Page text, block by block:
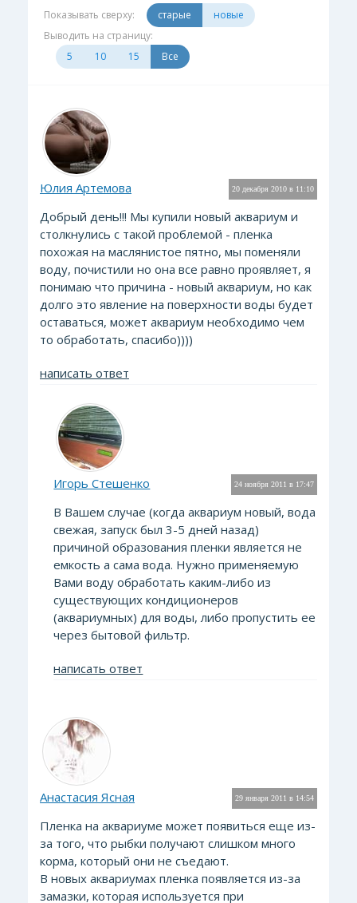
Показывать сверху: старые
новые
Выводить на страницу:
5
10 15 Все
20 декабря 2010 в 11:10
Юлия Артемова
Добрый день!!! Мы купили новый аквариум и
столкнулись с такой проблемой - пленка
похожая на маслянистое пятно, мы поменяли
воду, почистили но она все равно проявляет, я
понимаю что причина - новый аквариум, но как
долго это явление на поверхности воды будет
оставаться, может аквариум необходимо чем
то обработать, спасибо))))
написать ответ
24 ноября 2011 в 17:47
Игорь Стешенко
В Вашем случае (когда аквариум новый, вода
свежая, запуск был 3-5 дней назад)
причиной образования пленки является не
емкость а сама вода. Нужно применяемую
Вами воду обработать каким-либо из
существующих кондиционеров
(аквариумных) для воды, либо пропустить ее
через бытовой фильтр.
написать ответ
29 января 2011 в 14:54
Анастасия Ясная
Пленка на аквариуме может появиться еще из-
за того, что рыбки получают слишком много
корма, который они не съедают.
В новых аквариумах пленка появляется из-за
замазки, которая используется при